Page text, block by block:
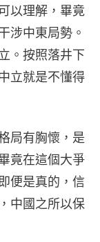
以理解，畢竟
涉中東局勢。
。按照落井下
立就是不懂得
局有胸懷，是
竟在這個大爭
便是真的，信
中國之所以保